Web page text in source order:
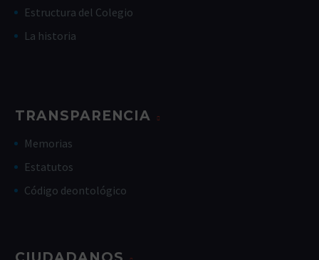
Estructura del Colegio
La historia
TRANSPARENCIA
Memorias
Estatutos
Código deontológico